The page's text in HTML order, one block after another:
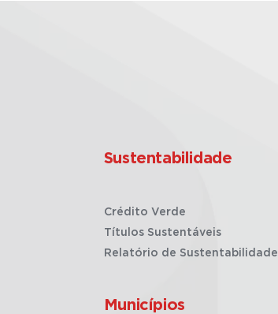
Sustentabilidade
Crédito Verde
Títulos Sustentáveis
Relatório de Sustentabilidade
Municípios